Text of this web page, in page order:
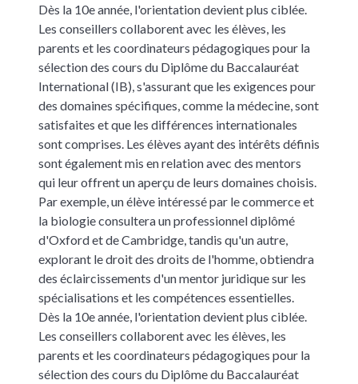
Dès la 10e année, l'orientation devient plus ciblée.
Les conseillers collaborent avec les élèves, les
parents et les coordinateurs pédagogiques pour la
sélection des cours du Diplôme du Baccalauréat
International (IB), s'assurant que les exigences pour
des domaines spécifiques, comme la médecine, sont
satisfaites et que les différences internationales
sont comprises. Les élèves ayant des intérêts définis
sont également mis en relation avec des mentors
qui leur offrent un aperçu de leurs domaines choisis.
Par exemple, un élève intéressé par le commerce et
la biologie consultera un professionnel diplômé
d'Oxford et de Cambridge, tandis qu'un autre,
explorant le droit des droits de l'homme, obtiendra
des éclaircissements d'un mentor juridique sur les
spécialisations et les compétences essentielles.
Dès la 10e année, l'orientation devient plus ciblée.
Les conseillers collaborent avec les élèves, les
parents et les coordinateurs pédagogiques pour la
sélection des cours du Diplôme du Baccalauréat